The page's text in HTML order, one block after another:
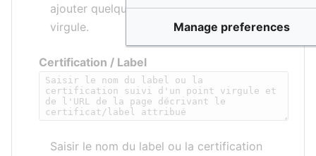
ajouter quelques mots-clés séparés par une
virgule.
Certification / Label
Saisir le nom du label ou la certification
Manage preferences